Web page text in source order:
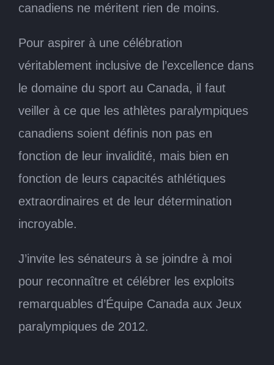
canadiens ne méritent rien de moins.
Pour aspirer à une célébration
véritablement inclusive de l’excellence dans
le domaine du sport au Canada, il faut
veiller à ce que les athlètes paralympiques
canadiens soient définis non pas en
fonction de leur invalidité, mais bien en
fonction de leurs capacités athlétiques
extraordinaires et de leur détermination
incroyable.
J’invite les sénateurs à se joindre à moi
pour reconnaître et célébrer les exploits
remarquables d’Équipe Canada aux Jeux
paralympiques de 2012.